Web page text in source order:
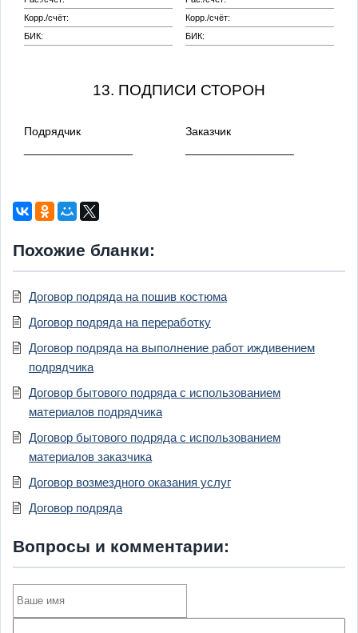
Корр./счёт:
БИК:
Корр./счёт:
БИК:
13. ПОДПИСИ СТОРОН
Подрядчик
Заказчик
Похожие бланки:
Договор подряда на пошив костюма
Договор подряда на переработку
Договор подряда на выполнение работ иждивением
подрядчика
Договор бытового подряда с использованием
материалов подрядчика
Договор бытового подряда с использованием
материалов заказчика
Договор возмездного оказания услуг
Договор подряда
Вопросы и комментарии: